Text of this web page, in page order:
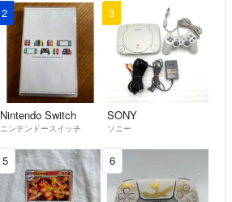
2
Nintendo Switch
ニンテンドースイッチ
3
SONY
ソニー
5 6